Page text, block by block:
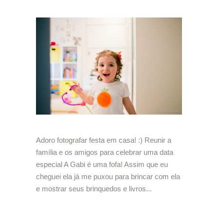
Adoro fotografar festa em casa! :) Reunir a
família e os amigos para celebrar uma data
especial A Gabi é uma fofa! Assim que eu
cheguei ela já me puxou para brincar com ela
e mostrar seus brinquedos e livros